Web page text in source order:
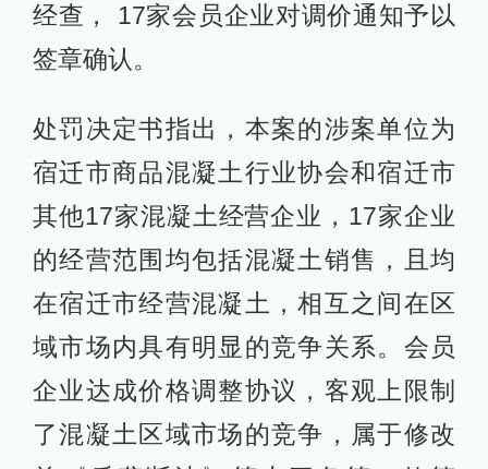
经查， 17家会员企业对调价通知予以
签章确认。
处罚决定书指出，本案的涉案单位为
宿迁市商品混凝土行业协会和宿迁市
其他17家混凝土经营企业，17家企业
的经营范围均包括混凝土销售，且均
在宿迁市经营混凝土，相互之间在区
域市场内具有明显的竞争关系。会员
企业达成价格调整协议，客观上限制
了混凝土区域市场的竞争，属于修改